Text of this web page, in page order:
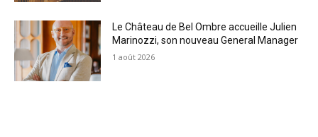
Le Château de Bel Ombre accueille Julien
Marinozzi, son nouveau General Manager
1 août 2026